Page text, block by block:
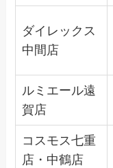
ダイレックス
中間店
ルミエール遠
賀店
コスモス七重
店・中鶴店